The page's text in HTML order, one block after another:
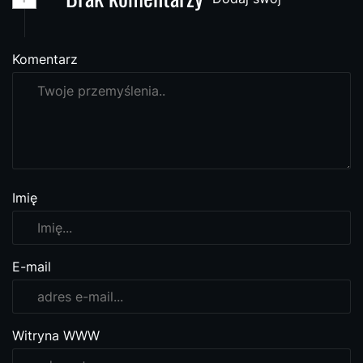
Komentarz
Imię
E-mail
Witryna WWW